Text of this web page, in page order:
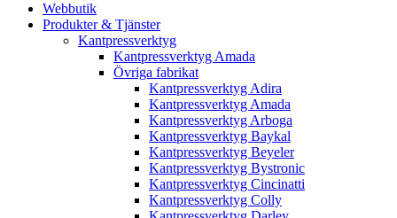
Webbutik
Produkter & Tjänster
Kantpressverktyg
Kantpressverktyg Amada
Övriga fabrikat
Kantpressverktyg Adira
Kantpressverktyg Amada
Kantpressverktyg Arboga
Kantpressverktyg Baykal
Kantpressverktyg Beyeler
Kantpressverktyg Bystronic
Kantpressverktyg Cincinatti
Kantpressverktyg Colly